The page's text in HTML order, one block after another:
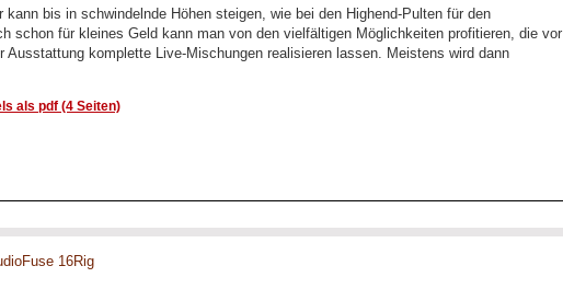
bis in schwindelnde Höhen steigen, wie bei den Highend-Pulten für den
schon für kleines Geld kann man von den vielfältigen Möglichkeiten profitieren, die vor
komplette Live-Mischungen realisieren lassen. Meistens wird dann
als pdf (4 Seiten)
16Rig